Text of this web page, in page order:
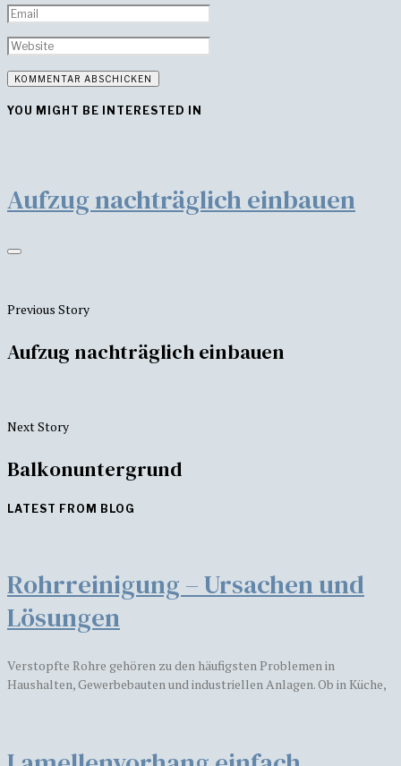
YOU MIGHT BE INTERESTED IN
Aufzug nachträglich einbauen
Previous Story
Aufzug nachträglich einbauen
Next Story
Balkonuntergrund
LATEST FROM BLOG
Rohrreinigung – Ursachen und
Lösungen
Verstopfte Rohre gehören zu den häufigsten Problemen in
Haushalten, Gewerbebauten und industriellen Anlagen. Ob in Küche,